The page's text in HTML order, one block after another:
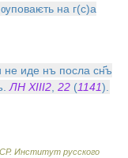
на г(с)а
иде нъ посла сн҃ъ
ЛН XIII2, 22 (1141).
Институт русского